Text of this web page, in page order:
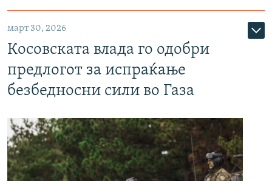
март 30, 2026
Косовската влада го одобри
предлогот за испраќање
безбедносни сили во Газа